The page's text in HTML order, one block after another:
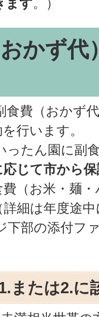
ます。）
かず代
食費（おかず
行います。
ったん園に副
じて市から
（お米・麺
細は年度途
下部の添付フ
または2.に